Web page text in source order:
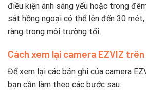
điều kiện ánh sáng yếu hoặc trong
sát hồng ngoại có thể lên đến 30
ràng trong môi trường tối.
Cách xem lại camera EZVIZ
Để xem lại các bản ghi của camera
bạn cần làm theo các bước sau: